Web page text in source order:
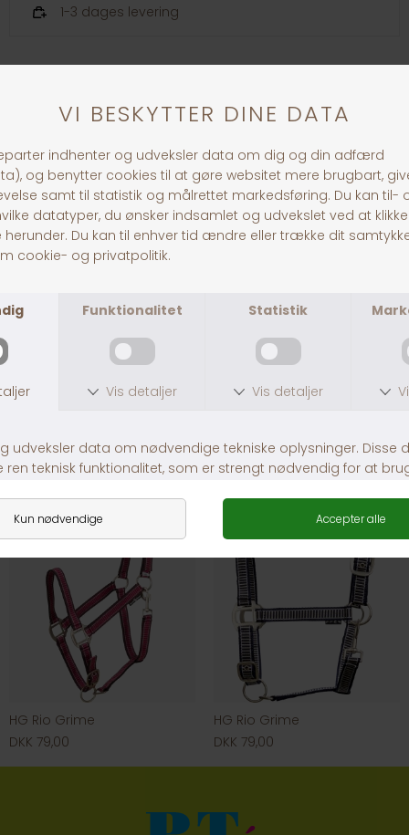
1-3 dages levering
Andre købte også
HG Nylon Grime
HG Rio Grime
HG Rio Grime
DKK 79,00
HG Rio Grime
DKK 79,00